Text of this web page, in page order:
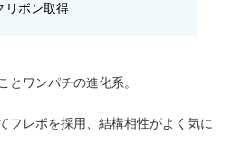
リボン取得
とワンパチの進化系。
フレボを採用、結構相性がよく気に